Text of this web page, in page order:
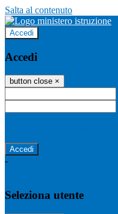
Salta al contenuto
Accedi
Accedi
button close ×
-
Seleziona utente